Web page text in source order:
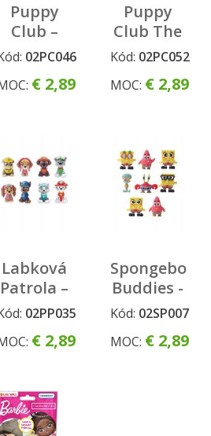
Puppy
Club –
Šťastné
02PC046
€ 2,89
Puppy
Club The
Best
Kód: 02PC052
MOC: € 2,89
Labková
Patrola –
3D
02PP035
€ 2,89
Spongebob
Buddies -
3D
Kód: 02SP007
MOC: € 2,89